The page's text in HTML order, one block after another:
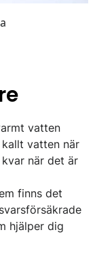
vatten
vatten när
när det är
finns det
hjälper dig